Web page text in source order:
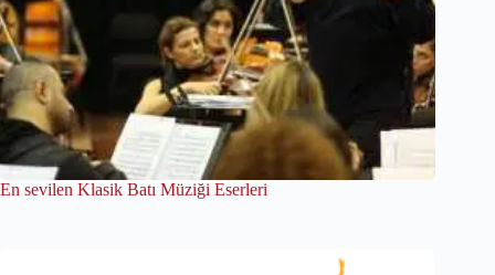
En sevilen Klasik Batı Müziği Eserleri